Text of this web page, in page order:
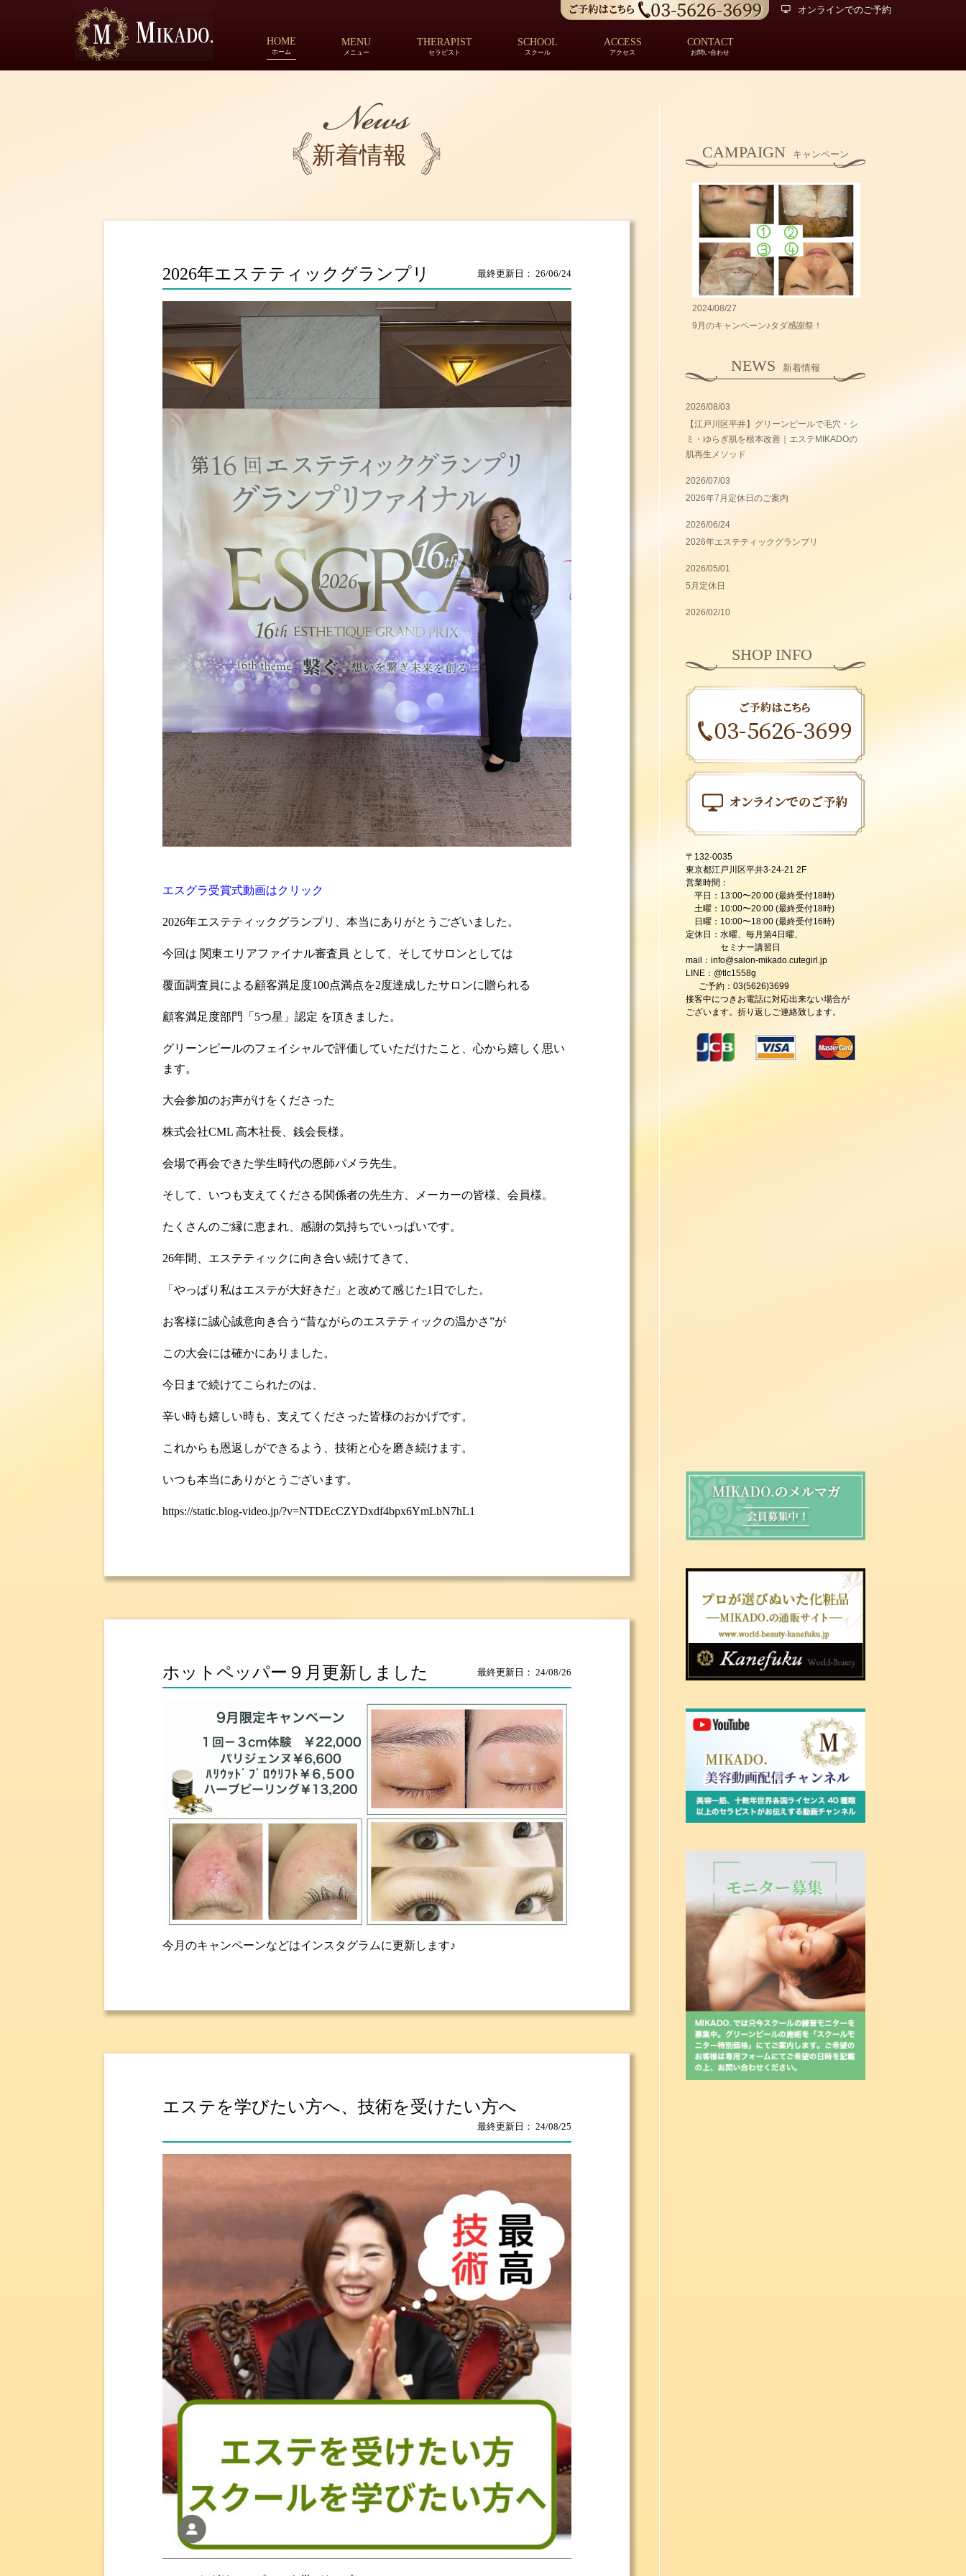
HOME
ホーム
MENU
メニュー
THERAPIST
セラピスト
SCHOOL
スクール
ACCESS
アクセス
CONTACT
お問い合わせ
オンラインでのご予約
新着情報
2026年エステティックグランプリ 最終更新日： 26/06/24
エスグラ受賞式動画はクリック
2026年エステティックグランプリ、本当にありがとうございました。
今回は 関東エリアファイナル審査員 として、そしてサロンとしては
覆面調査員による顧客満足度100点満点を2度達成したサロンに贈られる
顧客満足度部門「5つ星」認定 を頂きました。
グリーンピールのフェイシャルで評価していただけたこと、心から嬉しく思い
ます。
大会参加のお声がけをくださった
株式会社CML 高木社長、銭会長様。
会場で再会できた学生時代の恩師パメラ先生。
そして、いつも支えてくださる関係者の先生方、メーカーの皆様、会員様。
たくさんのご縁に恵まれ、感謝の気持ちでいっぱいです。
26年間、エステティックに向き合い続けてきて、
「やっぱり私はエステが大好きだ」と改めて感じた1日でした。
お客様に誠心誠意向き合う“昔ながらのエステティックの温かさ”が
この大会には確かにありました。
今日まで続けてこられたのは、
辛い時も嬉しい時も、支えてくださった皆様のおかげです。
これからも恩返しができるよう、技術と心を磨き続けます。
いつも本当にありがとうございます。
https://static.blog-video.jp/?v=NTDEcCZYDxdf4bpx6YmLbN7hL1
ホットペッパー９月更新しました 最終更新日： 24/08/26
今月のキャンペーンなどはインスタグラムに更新します♪
エステを学びたい方へ、技術を受けたい方へ
最終更新日： 24/08/25
CAMPAIGN キャンペーン
2024/08/27
9月のキャンペーン♪タダ感謝祭！
NEWS 新着情報
2026/08/03
【江戸川区平井】グリーンピールで毛穴・シ
ミ・ゆらぎ肌を根本改善｜エステMIKADOの
肌再生メソッド
2026/07/03
2026年7月定休日のご案内
2026/06/24
2026年エステティックグランプリ
2026/05/01
5月定休日
2026/02/10
SHOP INFO
〒132-0035
東京都江戸川区平井3-24-21 2F
営業時間：
平日：13:00〜20:00 (最終受付18時)
土曜：10:00〜20:00 (最終受付18時)
日曜：10:00〜18:00 (最終受付16時)
定休日：水曜、毎月第4日曜、
セミナー講習日
mail：info@salon-mikado.cutegirl.jp
LINE：@tlc1558g
ご予約：03(5626)3699
接客中につきお電話に対応出来ない場合が
ございます。折り返しご連絡致します。